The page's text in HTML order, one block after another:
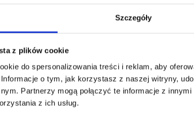
Szczegóły
z plików cookie
do spersonalizowania treści i reklam, aby
o tym, jak korzystasz z naszej witryny,
Partnerzy mogą połączyć te informacje z
z ich usług.
Oszczędź nawet do
Stań się częścią naszej społeczności
włóczek i uzyskaj wyłączny
inspirujących wzorów na druty i